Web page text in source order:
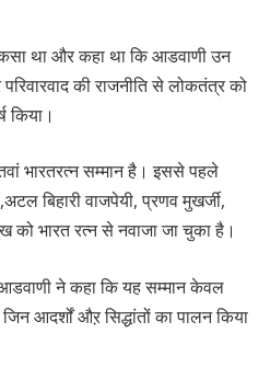
था और कहा था कि आडवाणी उन
की राजनीति से लोकतंत्र को
किया।
भारतरत्न सम्मान है। इससे पहले
बिहारी वाजपेयी, प्रणव मुखर्जी,
को भारत रत्न से नवाजा जा चुका है।
ने कहा कि यह सम्मान केवल
आदर्शों औऱ सिद्धांतों का पालन किया